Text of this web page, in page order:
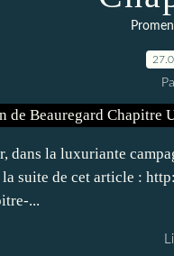
dans la luxuriante
suite de cet article :
...